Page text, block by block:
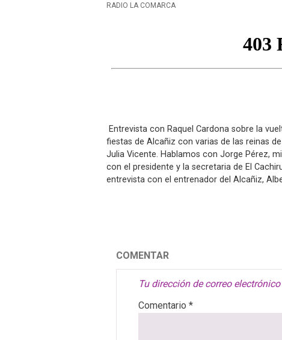
RADIO LA COMARCA
 Entrevista con Raquel Cardona sobre la
fiestas de Alcañiz con varias de las reinas
Julia Vicente. Hablamos con Jorge Pérez,
con el presidente y la secretaria de El
entrevista con el entrenador del Alcañiz,
COMENTAR
Tu dirección de correo
Comentario *